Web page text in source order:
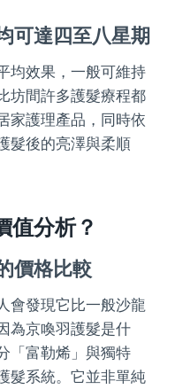
可達四至八星期
均效果，一般可維持
坊間許多護髮療程都
家護理產品，同時依
髮後的亮澤與柔順
值分析？
價格比較
會發現它比一般沙龍
為京喚羽護髮是什
「富勒烯」與獨特
髮系統。它並非單純